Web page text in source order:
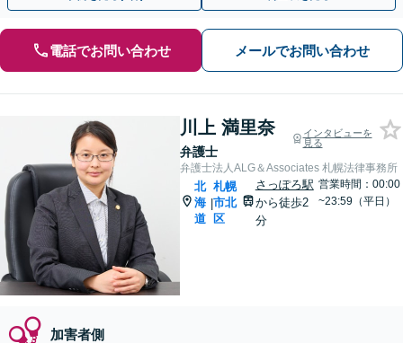
電話でお問い合わせ メールでお問い合わせ
川上 満里奈
弁護士
インタビューを
見る
弁護士法人ALG＆Associates 札幌法律事務所
北
海
道
|
札幌
市北
区
さっぽろ駅
から徒歩2
分
営業時間：00:00
~23:59（平日）
加害者側